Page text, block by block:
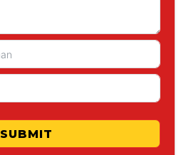
SUBMIT